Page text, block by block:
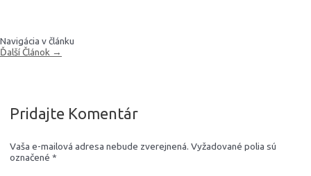
Navigácia v článku
Ďalší Článok →
Pridajte Komentár
Vaša e-mailová adresa nebude zverejnená. Vyžadované polia sú
označené *